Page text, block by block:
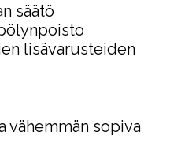
säätö
lisävarusteiden
vähemmän sopiva